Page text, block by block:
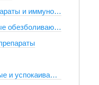
Противовирусные препараты и иммуномодуляторы
Противовоспалительные обезболивающие препараты
Седативные, снотворные и успокаивающие